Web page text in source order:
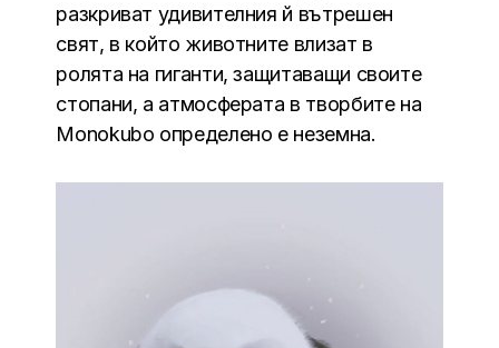
разкриват удивителния й вътрешен
свят, в който животните влизат в
ролята на гиганти, защитаващи своите
стопани, а атмосферата в творбите на
Monokubo определено е неземна.